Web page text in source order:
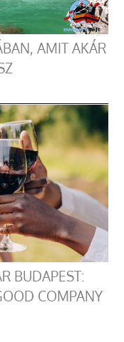
AMIT AKÁR
BUDAPEST:
COMPANY